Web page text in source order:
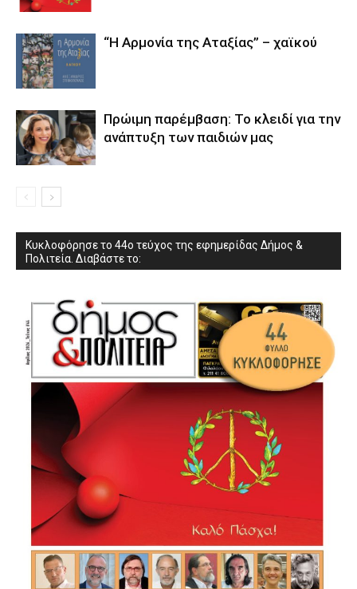
“Η Αρμονία της Αταξίας” – χαϊκού
Πρώιμη παρέμβαση: Το κλειδί για την
ανάπτυξη των παιδιών µας
Κυκλοφόρησε το 44ο τεύχος της εφημερίδας Δήμος &
Πολιτεία. Διαβάστε το: